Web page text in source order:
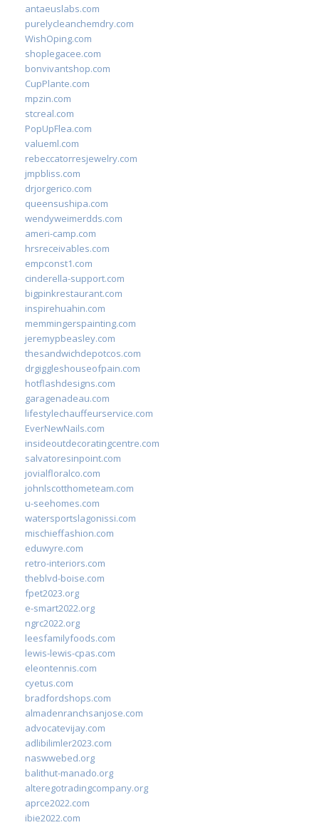
antaeuslabs.com
purelycleanchemdry.com
WishOping.com
shoplegacee.com
bonvivantshop.com
CupPlante.com
mpzin.com
stcreal.com
PopUpFlea.com
valueml.com
rebeccatorresjewelry.com
jmpbliss.com
drjorgerico.com
queensushipa.com
wendyweimerdds.com
ameri-camp.com
hrsreceivables.com
empconst1.com
cinderella-support.com
bigpinkrestaurant.com
inspirehuahin.com
memmingerspainting.com
jeremypbeasley.com
thesandwichdepotcos.com
drgiggleshouseofpain.com
hotflashdesigns.com
garagenadeau.com
lifestylechauffeurservice.com
EverNewNails.com
insideoutdecoratingcentre.com
salvatoresinpoint.com
jovialfloralco.com
johnlscotthometeam.com
u-seehomes.com
watersportslagonissi.com
mischieffashion.com
eduwyre.com
retro-interiors.com
theblvd-boise.com
fpet2023.org
e-smart2022.org
ngrc2022.org
leesfamilyfoods.com
lewis-lewis-cpas.com
eleontennis.com
cyetus.com
bradfordshops.com
almadenranchsanjose.com
advocatevijay.com
adlibilimler2023.com
naswwebed.org
balithut-manado.org
alteregotradingcompany.org
aprce2022.com
ibie2022.com